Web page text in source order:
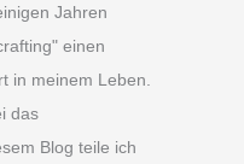
Jahren
einen
in meinem Leben.
das
Blog teile ich